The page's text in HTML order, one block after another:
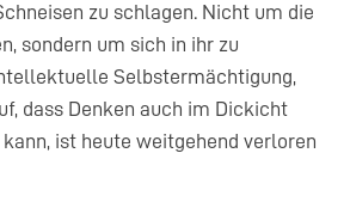
zu schlagen. Nicht um die
sondern um sich in ihr zu
Selbstermächtigung,
dass Denken auch im Dickicht
kann, ist heute weitgehend verloren